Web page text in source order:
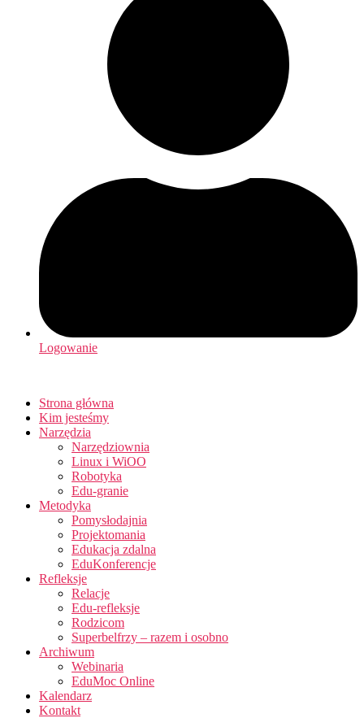
Logowanie
Strona główna
Kim jesteśmy
Narzędzia
Narzędziownia
Linux i WiOO
Robotyka
Edu-granie
Metodyka
Pomysłodajnia
Projektomania
Edukacja zdalna
EduKonferencje
Refleksje
Relacje
Edu-refleksje
Rodzicom
Superbelfrzy – razem i osobno
Archiwum
Webinaria
EduMoc Online
Kalendarz
Kontakt